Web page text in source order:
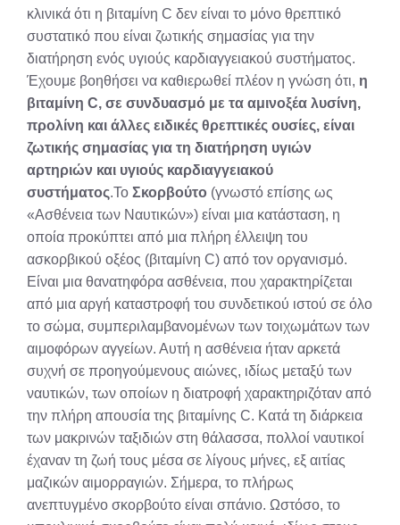
κλινικά ότι η βιταμίνη C δεν είναι το μόνο θρεπτικό
συστατικό που είναι ζωτικής σημασίας για την
διατήρηση ενός υγιούς καρδιαγγειακού συστήματος.
Έχουμε βοηθήσει να καθιερωθεί πλέον η γνώση ότι, η
βιταμίνη C, σε συνδυασμό με τα αμινοξέα λυσίνη,
προλίνη και άλλες ειδικές θρεπτικές ουσίες, είναι
ζωτικής σημασίας για τη διατήρηση υγιών
αρτηριών και υγιούς καρδιαγγειακού
συστήματος.Το Σκορβούτο (γνωστό επίσης ως
«Ασθένεια των Ναυτικών») είναι μια κατάσταση, η
οποία προκύπτει από μια πλήρη έλλειψη του
ασκορβικού οξέος (βιταμίνη C) από τον οργανισμό.
Είναι μια θανατηφόρα ασθένεια, που χαρακτηρίζεται
από μια αργή καταστροφή του συνδετικού ιστού σε όλο
το σώμα, συμπεριλαμβανομένων των τοιχωμάτων των
αιμοφόρων αγγείων. Αυτή η ασθένεια ήταν αρκετά
συχνή σε προηγούμενους αιώνες, ιδίως μεταξύ των
ναυτικών, των οποίων η διατροφή χαρακτηριζόταν από
την πλήρη απουσία της βιταμίνης C. Κατά τη διάρκεια
των μακρινών ταξιδιών στη θάλασσα, πολλοί ναυτικοί
έχαναν τη ζωή τους μέσα σε λίγους μήνες, εξ αιτίας
μαζικών αιμορραγιών. Σήμερα, το πλήρως
ανεπτυγμένο σκορβούτο είναι σπάνιο. Ωστόσο, το